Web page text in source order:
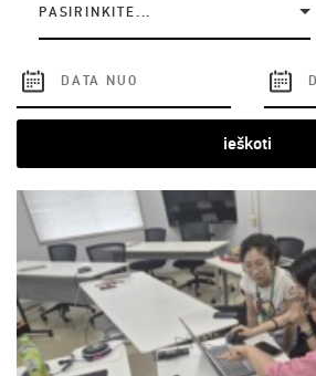
PASIRINKITE...
ieškoti